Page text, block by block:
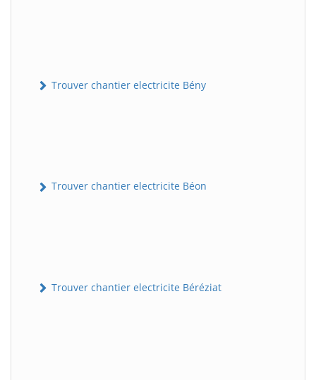
Trouver chantier electricite Bény
Trouver chantier electricite Béon
Trouver chantier electricite Béréziat